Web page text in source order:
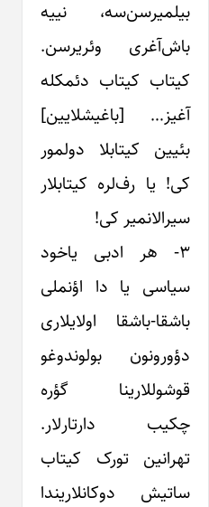
بیلمیرسن‌سه، نییه
باش‌آغری وئریرسن.
کیتاب کیتاب دئمکله
آغیز… [باغیشلایین]
بئیین کیتابلا دولمور
کی! یا رف‌لره کیتابلار
سیرالانمیر کی!
۳- هر ادبی یاخود
سیاسی یا دا اؤنملی
باشقا-باشقا اولایلاری
دؤورونون بولوندوغو
قوشوللارینا گؤره
چکیب دارتارلار.
تهرانین تورک کیتاب
ساتیش دوکانلاریندا